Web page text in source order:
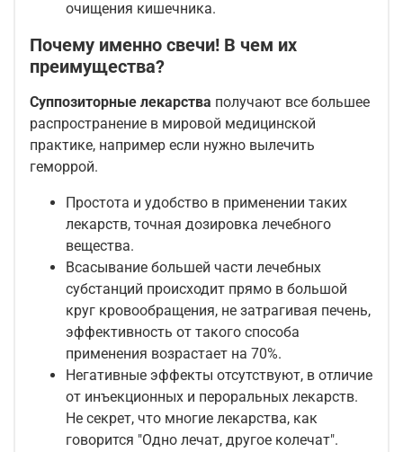
очищения кишечника.
Почему именно свечи! В чем их
преимущества?
Суппозиторные лекарства получают все большее
распространение в мировой медицинской
практике, например если нужно вылечить
геморрой.
Простота и удобство в применении таких
лекарств, точная дозировка лечебного
вещества.
Всасывание большей части лечебных
субстанций происходит прямо в большой
круг кровообращения, не затрагивая печень,
эффективность от такого способа
применения возрастает на 70%.
Негативные эффекты отсутствуют, в отличие
от инъекционных и пероральных лекарств.
Не секрет, что многие лекарства, как
говорится "Одно лечат, другое колечат".